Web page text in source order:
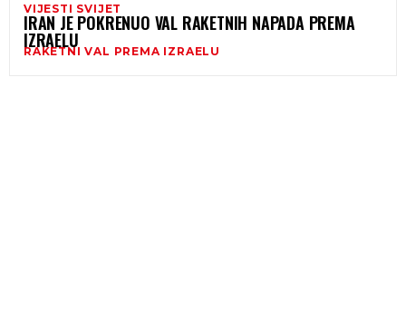
VIJESTI SVIJET
IRAN JE POKRENUO VAL RAKETNIH NAPADA PREMA
IZRAELU
RAKETNI VAL PREMA IZRAELU